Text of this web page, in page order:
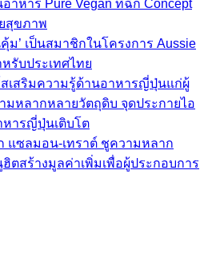
อาหาร Pure Vegan ที่ฉีก Concept
สุขภาพ
คุ้ม’ เป็นสมาชิกในโครงการ Aussie
หรับประเทศไทย
เสริมความรู้ด้านอาหารญี่ปุ่นแก่ผู้
มหลากหลายวัตถุดิบ จุดประกายไอ
หารญี่ปุ่นเติบโต
แซลมอน-เทราต์ ชูความหลาก
ตสร้างมูลค่าเพิ่มเพื่อผู้ประกอบการ